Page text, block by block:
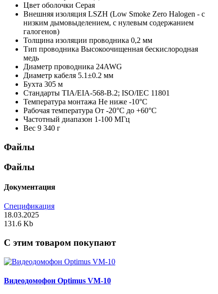
Цвет оболочки Серая
Внешняя изоляция LSZH (Low Smoke Zero Halogen - с
низким дымовыделением, с нулевым содержанием
галогенов)
Толщина изоляции проводника 0,2 мм
Тип проводника Высокоочищенная бескислородная
медь
Диаметр проводника 24AWG
Диаметр кабеля 5.1±0.2 мм
Бухта 305 м
Стандарты TIA/EIA-568-B.2; ISO/IEC 11801
Температура монтажа Не ниже -10°С
Рабочая температура От -20°С до +60°С
Частотный диапазон 1-100 МГц
Вес 9 340 г
Файлы
Файлы
Документация
Спецификация
18.03.2025
131.6 Kb
C этим товаром покупают
Видеодомофон Optimus VM-10